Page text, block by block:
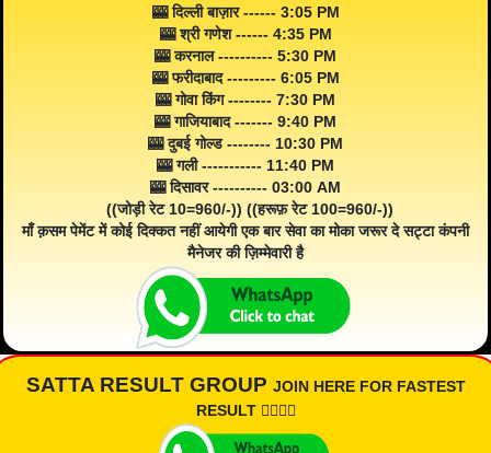
🎰 दिल्ली बाज़ार ------ 3:05 PM
🎰 श्री गणेश ------ 4:35 PM
🎰 करनाल ---------- 5:30 PM
🎰 फरीदाबाद --------- 6:05 PM
🎰 गोवा किंग -------- 7:30 PM
🎰 गाजियाबाद ------- 9:40 PM
🎰 दुबई गोल्ड -------- 10:30 PM
🎰 गली ----------- 11:40 PM
🎰 दिसावर ---------- 03:00 AM
((जोड़ी रेट 10=960/-)) ((हरूफ़ रेट 100=960/-))
माँ क़सम पेमेंट में कोई दिक्कत नहीं आयेगी एक बार सेवा का मोका जरूर दे सट्टा कंपनी
मैनेजर की ज़िम्मेवारी है
SATTA RESULT GROUP JOIN HERE FOR FASTEST
RESULT 👇🏾👇🏾